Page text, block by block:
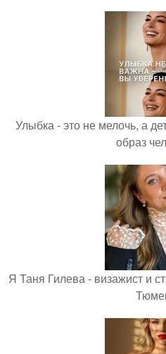
Улыбка - это не мелочь, а
образ
Я Таня Гилева - визажист и